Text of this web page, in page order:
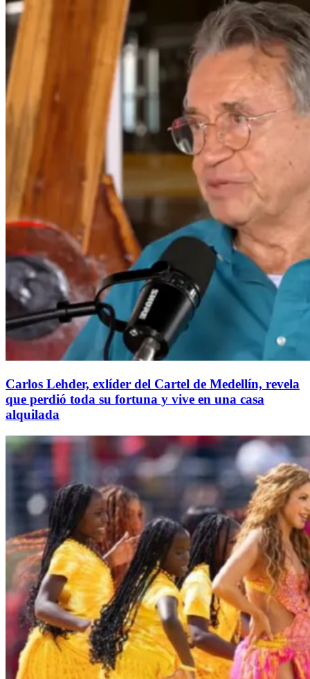
Carlos Lehder, exlíder del Cartel de Medellín, revela
que perdió toda su fortuna y vive en una casa
alquilada